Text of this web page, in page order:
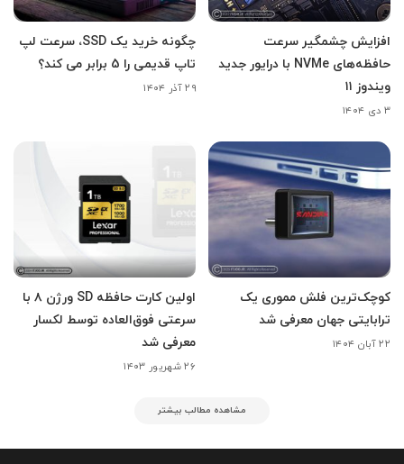
افزایش چشمگیر سرعت
حافظه‌های NVMe با درایور جدید
ویندوز ۱۱
۳ دی ۱۴۰۴
چگونه خرید یک SSD، سرعت لپ
تاپ قدیمی را 5 برابر می کند؟
۲۹ آذر ۱۴۰۴
کوچک‌ترین فلش مموری یک
ترابایتی جهان معرفی شد
۲۲ آبان ۱۴۰۴
اولین کارت حافظه SD ورژن ۸ با
سرعتی فوق‌العاده توسط لکسار
معرفی شد
۲۶ شهریور ۱۴۰۳
مشاهده مطالب بیشتر